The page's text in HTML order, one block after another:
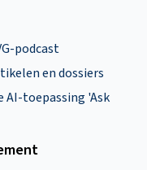
podcast
en dossiers
AI-toepassing 'Ask